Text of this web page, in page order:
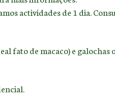
actividades de 1 dia.
fato de macaco) e galochas